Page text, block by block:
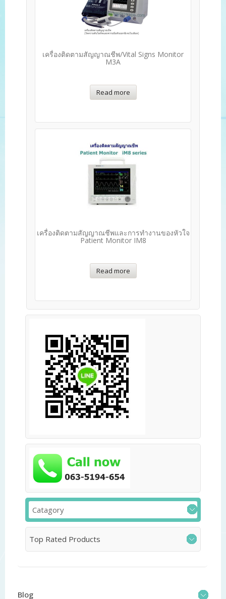
เครื่องติดตามสัญญาณชีพ/Vital Signs Monitor
M3A
Read more
เครื่องติดตามสัญญาณชีพและการทำงานของหัวใจ
Patient Monitor IM8
Read more
Catagory
Top Rated Products
Blog